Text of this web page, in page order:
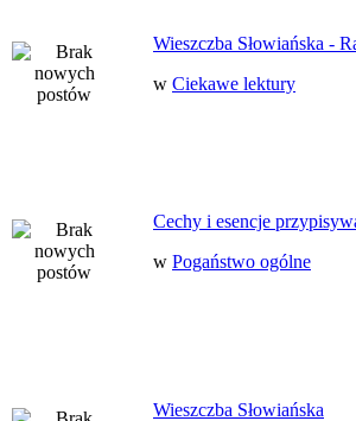
Wieszczba Słowiańska -
w Ciekawe lektury
Cechy i esencje
w Pogaństwo ogólne
Wieszczba Słowiańska